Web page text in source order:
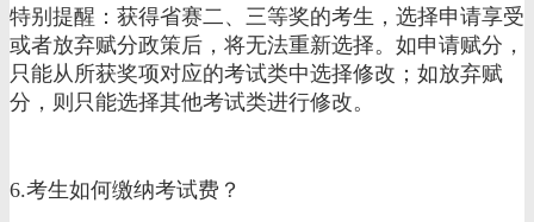
特别提醒：获得省赛二、三等奖的考生，选择申请享受
或者放弃赋分政策后，将无法重新选择。如申请赋分，
只能从所获奖项对应的考试类中选择修改；如放弃赋
分，则只能选择其他考试类进行修改。
6.考生如何缴纳考试费？